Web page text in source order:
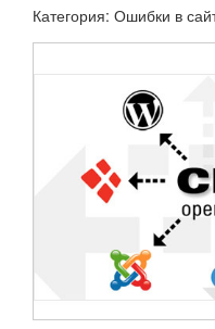
Категория: Ошибки в